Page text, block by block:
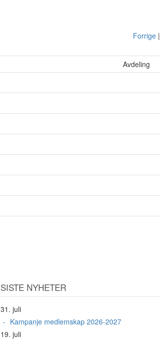
Forrige|
Avdeling
SISTE NYHETER
31. juli
Kampanje medlemskap 2026-2027
19. juli